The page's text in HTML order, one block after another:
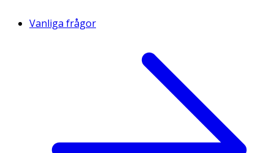
Vanliga frågor